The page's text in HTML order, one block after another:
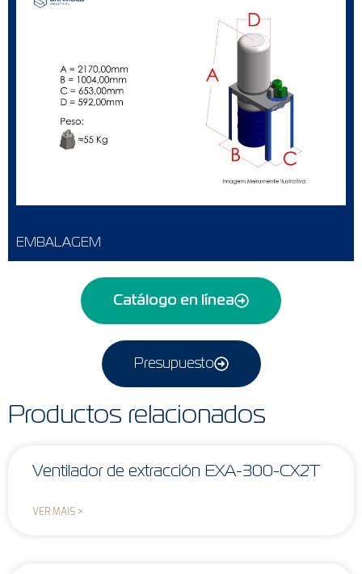
EMBALAGEM
Catálogo en línea
Presupuesto
Productos relacionados
Ventilador de extracción EXA-300-CX2T
VER MAIS >